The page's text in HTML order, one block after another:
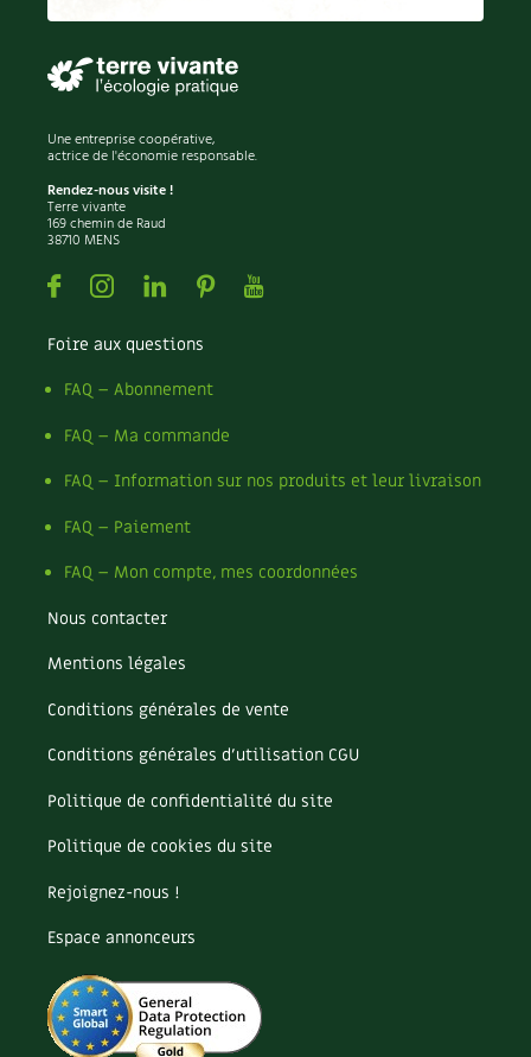
Permaculture
Pesticides
Petits pois
Piment
Pissenlit
Pizza
Plantes
Plantes d'extérieur
Plantes d'intérieur
Plantes médicinales
Plantes sauvages
Plants
Plastique
Poireau
Pollinisation
Pollution
Pomme
Potager
Potager en lasagnes
Poules
Prairie fleurie
Purin
Recette
Récup'
Réparation
Reproduction
Restauration
Rocaille
Ronce (ou mûre de jardin)
Roquette
Une entreprise coopérative,
actrice de l'économie responsable.
Rendez-nous visite !
Terre vivante
169 chemin de Raud
38710 MENS
FacebookInstagramLinkedin
PinterestYoutube
Foire aux questions
FAQ – Abonnement
FAQ – Ma commande
FAQ – Information sur nos produits et leur livraison
FAQ – Paiement
FAQ – Mon compte, mes coordonnées
Nous contacter
Mentions légales
Conditions générales de vente
Conditions générales d’utilisation CGU
Politique de confidentialité du site
Politique de cookies du site
Rejoignez-nous !
Espace annonceurs